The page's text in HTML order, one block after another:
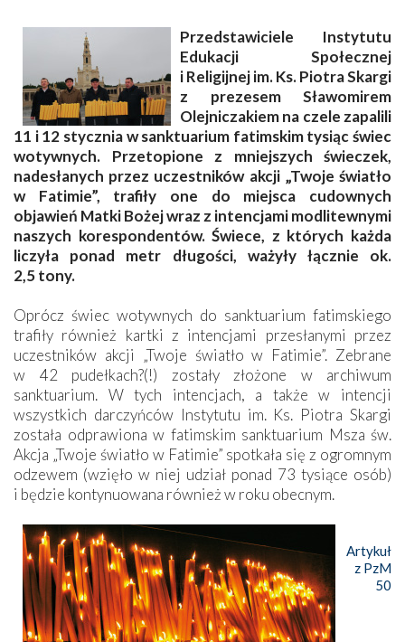
Przedstawiciele Instytutu
Edukacji Społecznej
i Religijnej im. Ks. Piotra Skargi
z prezesem Sławomirem
Olejniczakiem na czele zapalili
11 i 12 stycznia w sanktuarium fatimskim tysiąc świec
wotywnych. Przetopione z mniejszych świeczek,
nadesłanych przez uczestników akcji „Twoje światło
w Fatimie”, trafiły one do miejsca cudownych
objawień Matki Bożej wraz z intencjami modlitewnymi
naszych korespondentów. Świece, z których każda
liczyła ponad metr długości, ważyły łącznie ok.
2,5 tony.
Oprócz świec wotywnych do sanktuarium fatimskiego
trafiły również kartki z intencjami przesłanymi przez
uczestników akcji „Twoje światło w Fatimie”. Zebrane
w 42 pudełkach?(!) zostały złożone w archiwum
sanktuarium. W tych intencjach, a także w intencji
wszystkich darczyńców Instytutu im. Ks. Piotra Skargi
została odprawiona w fatimskim sanktuarium Msza św.
Akcja „Twoje światło w Fatimie” spotkała się z ogromnym
odzewem (wzięło w niej udział ponad 73 tysiące osób)
i będzie kontynuowana również w roku obecnym.
Artykuł
z PzM
50